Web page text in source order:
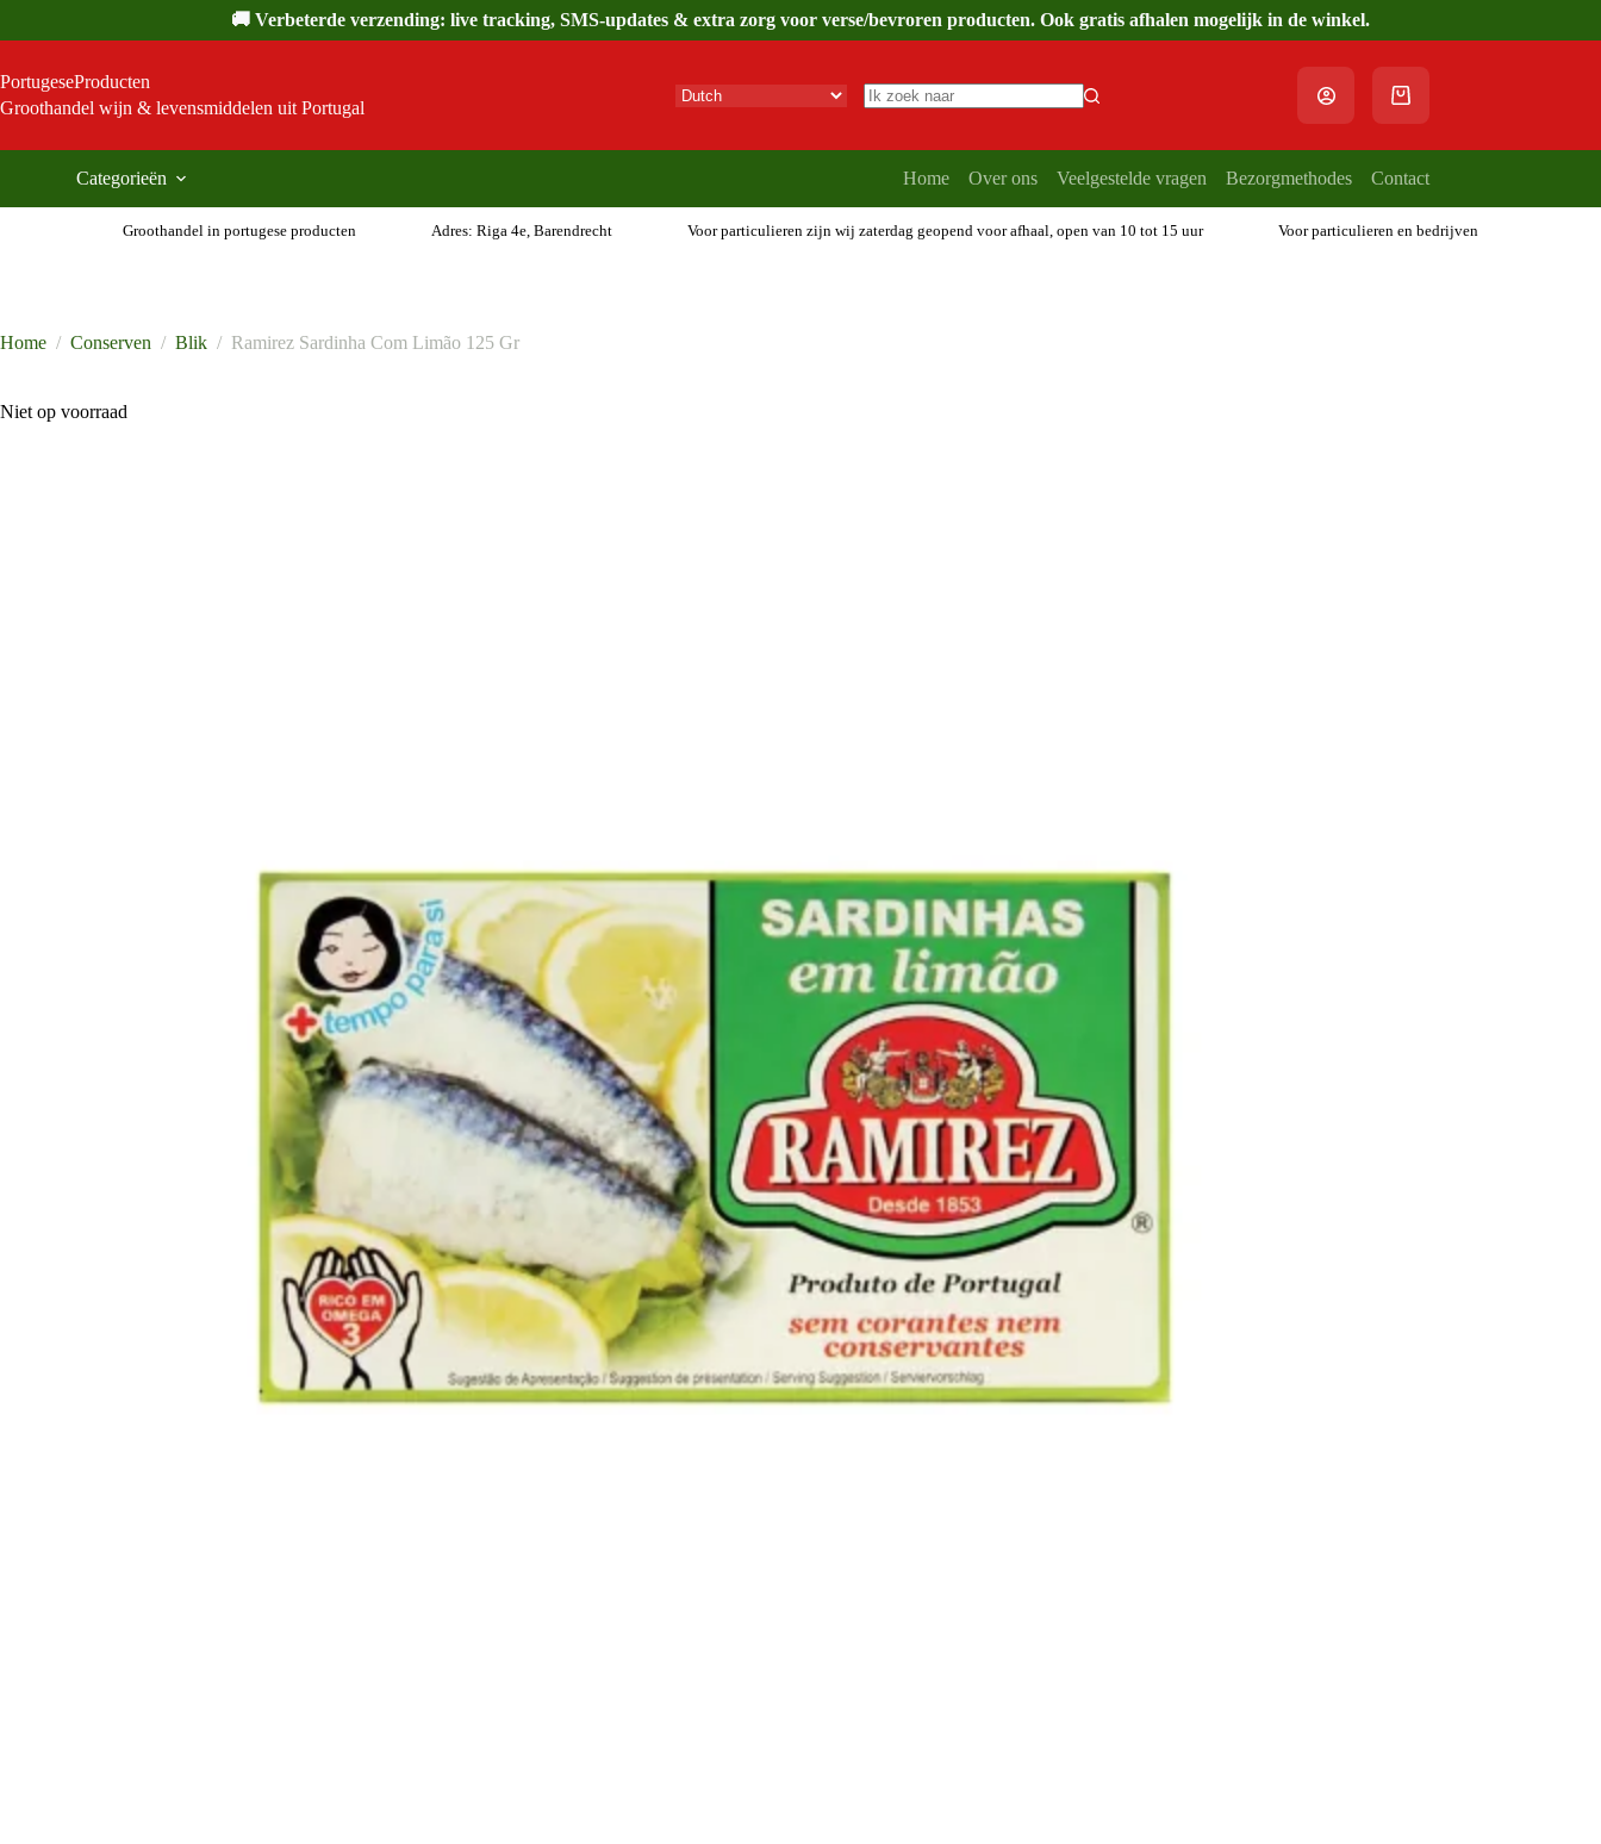
inhoud
🚚 Verbeterde verzending: live tracking, SMS-updates & extra zorg voor verse/bevroren producten. Ook gratis afhalen mogelijk in de winkel.
PortugeseProducten
Groothandel wijn & levensmiddelen uit Portugal
Winkelwagen
Categorieën Home Over ons Veelgestelde vragen Bezorgmethodes Contact
Groothandel in portugese producten Adres: Riga 4e, Barendrecht Voor particulieren zijn wij zaterdag geopend voor afhaal, open van 10 tot 15 uur Voor particulieren en bedrijven
Home / Conserven / Blik / Ramirez Sardinha Com Limão 125 Gr
Niet op voorraad